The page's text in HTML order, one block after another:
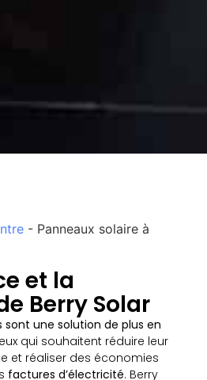
- Panneaux solaire à
et la
Berry Solar
sont une solution de plus en
qui souhaitent réduire leur
et réaliser des économies
factures d’électricité. Berry